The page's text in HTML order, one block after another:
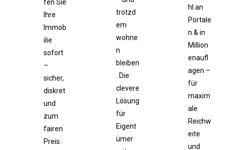
fen Sie
Ihre
Immob
ilie
sofort
–
sicher,
diskret
und
zum
fairen
Preis.
trotzd
em
wohne
n
bleiben
. Die
clevere
Lösung
für
Eigent
ümer
hl an
Portale
n & in
Million
enaufl
agen –
für
maxim
ale
Reichw
eite
und